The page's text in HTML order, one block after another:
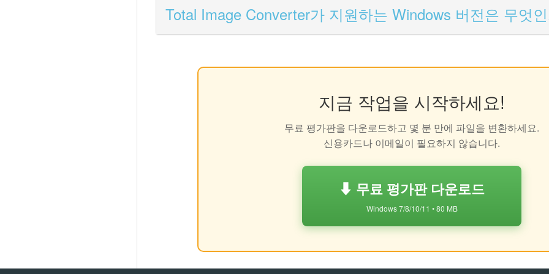
Total Image Converter가 지원하는 Windows 버전은 무엇
지금 작업을 시작하세요!
무료 평가판을 다운로드하고 몇 분 만에 파일을 변환하세요.
신용카드나 이메일이 필요하지 않습니다.
⬇ 무료 평가판 다운로드
Windows 7/8/10/11 • 80 MB